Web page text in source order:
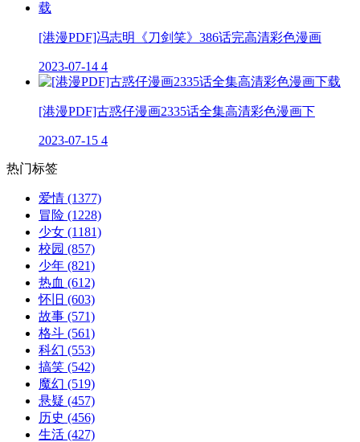
[港漫PDF]冯志明《刀剑笑》386话完高清彩色漫画
2023-07-14 4
[港漫PDF]古惑仔漫画2335话全集高清彩色漫画下
2023-07-15 4
热门标签
爱情 (1377)
冒险 (1228)
少女 (1181)
校园 (857)
少年 (821)
热血 (612)
怀旧 (603)
故事 (571)
格斗 (561)
科幻 (553)
搞笑 (542)
魔幻 (519)
悬疑 (457)
历史 (456)
生活 (427)